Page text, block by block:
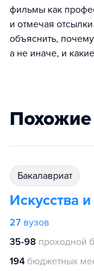
фильмы как
и отмечая
объяснить,
а не иначе, и
Похожие
бакалавриат
Искусства
27 вузов
35-98 проходной
194 бюджетных